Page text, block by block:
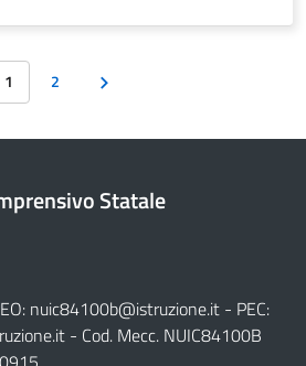
1 2
Statale
nuic84100b@istruzione.it - PEC:
- Cod. Mecc. NUIC84100B